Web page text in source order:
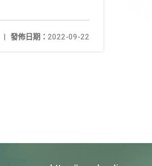
發佈日期： 2022-09-22
|